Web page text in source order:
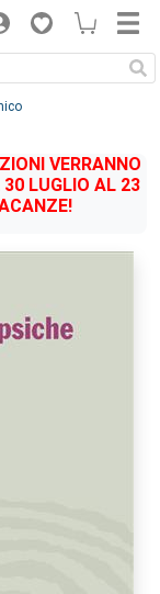
VERRANNO
LUGLIO AL 23